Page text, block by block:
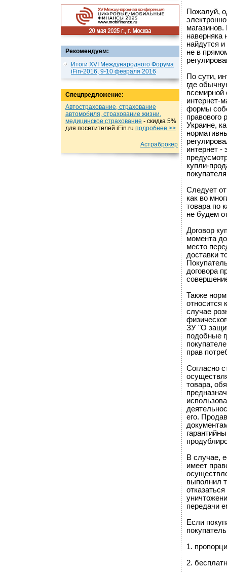
Рекомендуем:
Итоги XVI Международного Форума
iFin-2016, 9-10 февраля 2016
Спецпредложение:
Автострахование, страхование
автомобиля, страхование жизни,
медицинское страхование - cкидка 5%
для посетителей iFin.ru подробнеe >>
Астраброкер
Пожалуй,
наверняка
найдутся и
не в
По сути,
где
всемирной
интернет-
формы
правового
Украине,
интернет -
купли-
Следует
как во
товара по
не будем
Договор
момента
место
доставки
договора
Также
относится
случае
ЗУ "О
подобные
прав
Согласно
товара,
его.
В случае,
имеет
выполнил
передачи
Если
1.
2.